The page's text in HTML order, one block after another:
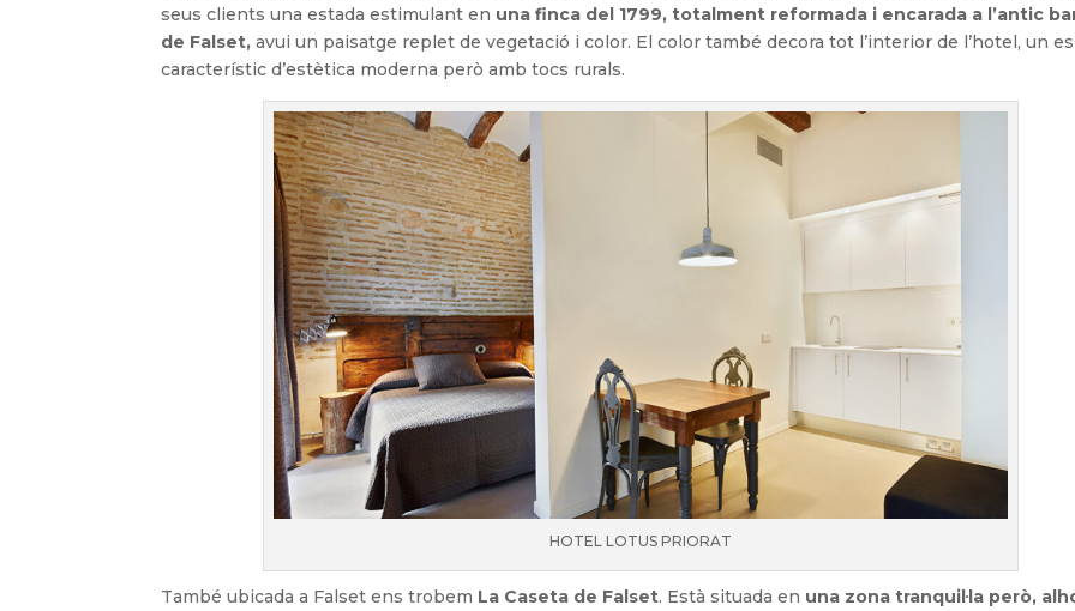
seus clients una estada estimulant en una finca del 1799, totalment reformada i encarada a l’antic
de Falset,avui un paisatge replet de vegetació i color. El color també decora tot l’interior de l’hotel, un
característic d’estètica moderna però amb tocs rurals.
HOTEL LOTUS PRIORAT
També ubicada a Falset ens trobem La Caseta de Falset. Està situada en una zona tranquil·la però,